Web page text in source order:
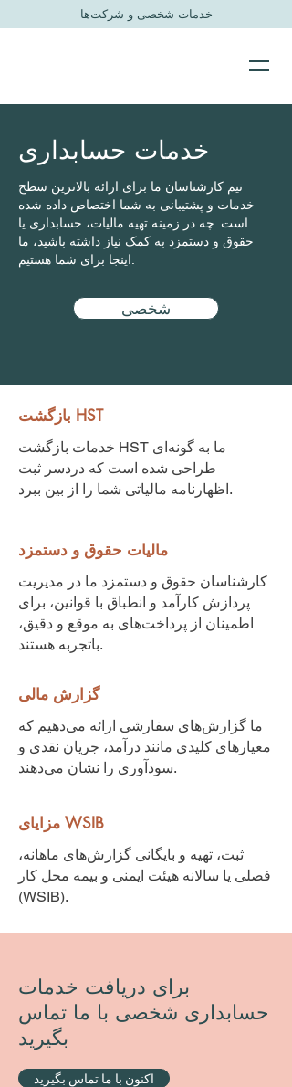
خدمات شخصی و شرکت‌ها
خدمات حسابداری
تیم کارشناسان ما برای ارائه بالاترین سطح
خدمات و پشتیبانی به شما اختصاص داده شده
است. چه در زمینه تهیه مالیات، حسابداری یا
حقوق و دستمزد به کمک نیاز داشته باشید، ما
شخصی
بازگشت HST
خدمات بازگشت HST ما به گونه‌ای
طراحی شده است که دردسر ثبت
اظهارنامه مالیاتی شما را از بین ببرد.
مالیات حقوق و دستمزد
کارشناسان حقوق و دستمزد ما در مدیریت
پردازش کارآمد و انطباق با قوانین، برای
اطمینان از پرداخت‌های به موقع و دقیق،
باتجربه هستند.
گزارش مالی
ما گزارش‌های سفارشی ارائه می‌دهیم که
معیارهای کلیدی مانند درآمد، جریان نقدی و
سودآوری را نشان می‌دهند.
مزایای WSIB
ثبت، تهیه و بایگانی گزارش‌های ماهانه،
فصلی یا سالانه هیئت ایمنی و بیمه محل کار
(WSIB).
برای دریافت خدمات
حسابداری شخصی با ما تماس
بگیرید
اکنون با ما تماس بگیرید